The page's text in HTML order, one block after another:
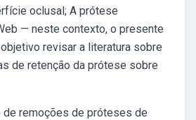
oclusal; A prótese
— neste contexto, o presente
revisar a literatura sobre
de retenção da prótese sobre
de remoções de próteses de